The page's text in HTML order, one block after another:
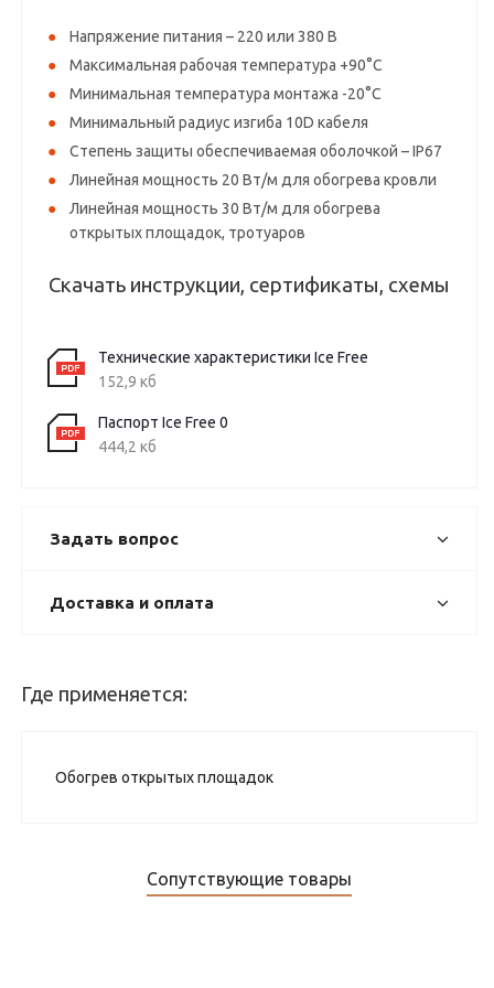
Напряжение питания – 220 или 380 В
Максимальная рабочая температура +90°С
Минимальная температура монтажа -20°С
Минимальный радиус изгиба 10D кабеля
Степень защиты обеспечиваемая оболочкой – IP67
Линейная мощность 20 Вт/м для обогрева кровли
Линейная мощность 30 Вт/м для обогрева
открытых площадок, тротуаров
Скачать инструкции, сертификаты, схемы
Технические характеристики Ice Free
152,9 кб
Паспорт Ice Free 0
444,2 кб
Задать вопрос
Доставка и оплата
Где применяется:
Обогрев открытых площадок
Сопутствующие товары